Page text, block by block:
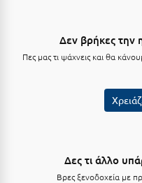
Πάρος
Δεν βρήκες την
Πες μας τι ψάχνεις και θα
Δες τι άλλο
Βρες ξενοδοχεία με